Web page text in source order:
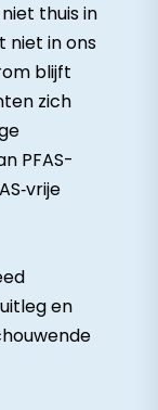
thuis in
niet in ons
blijft
zich
PFAS-
en